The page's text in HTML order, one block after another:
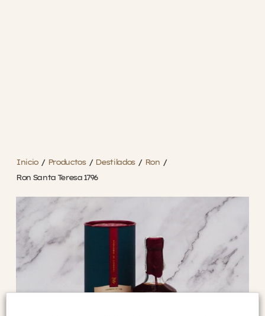
Inicio / Productos / Destilados / Ron /
Ron Santa Teresa 1796